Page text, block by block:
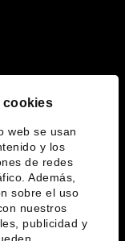
cookies
web se usan
y los
de redes
Además,
sobre el uso
nuestros
publicidad y